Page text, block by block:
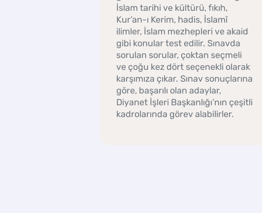
İslam tarihi ve kültürü, fıkıh,
Kur’an-ı Kerim, hadis, İslamî
ilimler, İslam mezhepleri ve akaid
gibi konular test edilir. Sınavda
sorulan sorular, çoktan seçmeli
ve çoğu kez dört seçenekli olarak
karşımıza çıkar. Sınav sonuçlarına
göre, başarılı olan adaylar,
Diyanet İşleri Başkanlığı’nın çeşitli
kadrolarında görev alabilirler.